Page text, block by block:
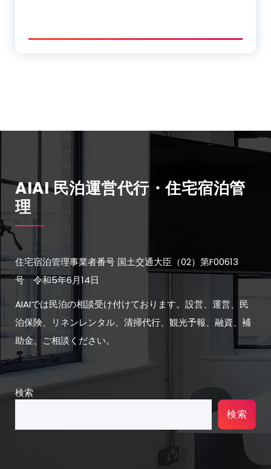
AIAI 民泊運営代行・住宅宿泊管
理
住宅宿泊管理事業者番号 国土交通大臣（02）第F00613
号 令和5年6月14日
AIAIでは民泊の相談受け付けております。設営、運営、民
泊保険、リネンレンタル、清掃代行、観光予報、融資、補
助金、ご相談ください。
検索
検索